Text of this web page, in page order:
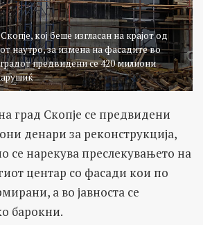
кој беше изгласан на крајот од
наутро, за измена на фасадите во
предвидени се 420 милиони
град Скопје се предвидени
денари за реконструкција,
се нарекува преслекувањето на
центар со фасади кои по
а во јавноста се
барокни.